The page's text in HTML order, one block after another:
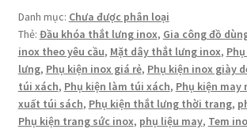
Danh mục: Chưa được phân loại
Thẻ: Đầu khóa thắt lưng inox, Gia công đồ
inox theo yêu cầu, Mặt dây thắt lưng inox,
lưng, Phụ kiện inox giá rẻ, Phụ kiện inox giày
túi xách, Phụ kiện làm túi xách, Phụ kiện may
xuất túi sách, Phụ kiện thắt lưng thời trang,
Phụ kiện trang sức inox, phụ liệu may, Tem